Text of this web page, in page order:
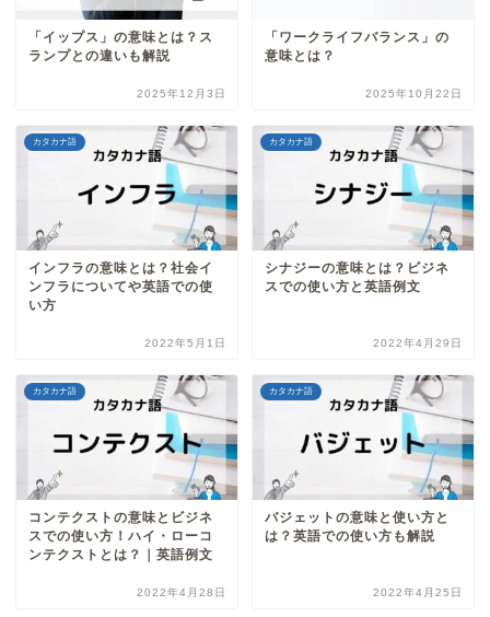
「イップス」の意味とは？ス
ランプとの違いも解説
2025年12月3日
「ワークライフバランス」の
意味とは？
2025年10月22日
カタカナ語
インフラの意味とは？社会イ
ンフラについてや英語での使
い方
2022年5月1日
カタカナ語
シナジーの意味とは？ビジネ
スでの使い方と英語例文
2022年4月29日
カタカナ語
コンテクストの意味とビジネ
スでの使い方！ハイ・ローコ
ンテクストとは？｜英語例文
2022年4月28日
カタカナ語
バジェットの意味と使い方と
は？英語での使い方も解説
2022年4月25日